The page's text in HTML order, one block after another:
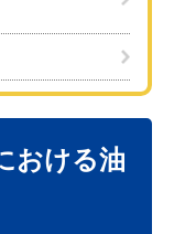
おける油